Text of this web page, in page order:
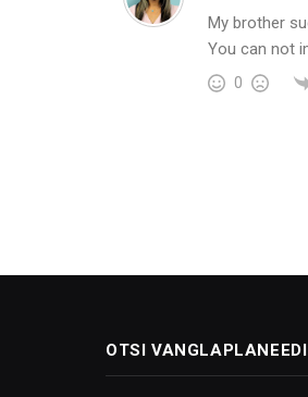
My brother
You can not
0
OTSI